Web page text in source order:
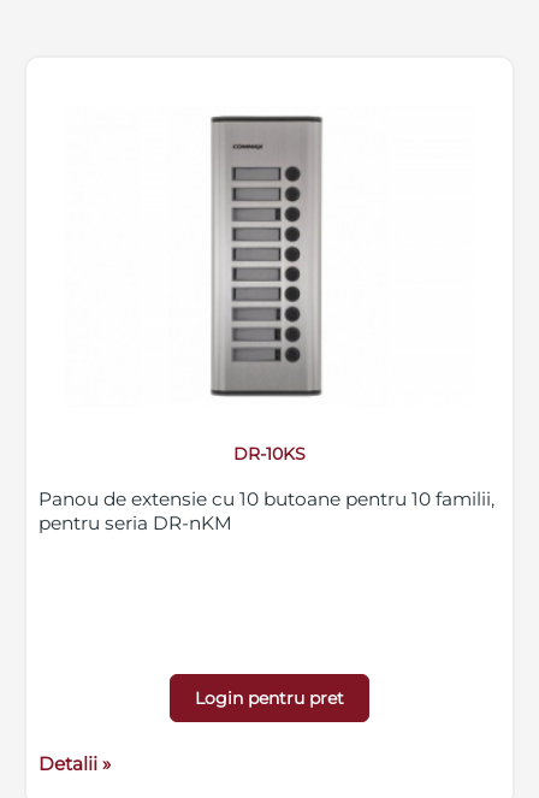
DR-10KS
Panou de extensie cu 10 butoane pentru 10 familii,
pentru seria DR-nKM
Login pentru pret
Detalii »